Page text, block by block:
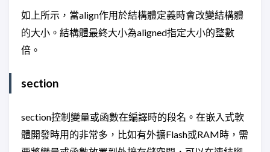
如上所示，當align作用於結構體定義時會改變結構體
的大小。結構體最終大小為aligned指定大小的整數
倍。
section
section控制變量或函數在編譯時的段名。在嵌入式軟
體開發時用的非常多，比如有外擴Flash或RAM時，需